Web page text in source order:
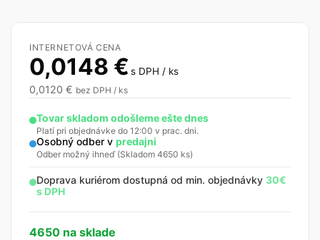
INTERNETOVÁ CENA
0,0148 € s DPH / ks
0,0120 € bez DPH / ks
Tovar skladom odošleme ešte dnes
Platí pri objednávke do 12:00 v prac. dni.
Osobný odber v predajni
Odber možný ihneď (Skladom 4650 ks)
Doprava kuriérom dostupná od min. objednávky 30€
s DPH
4650 na sklade